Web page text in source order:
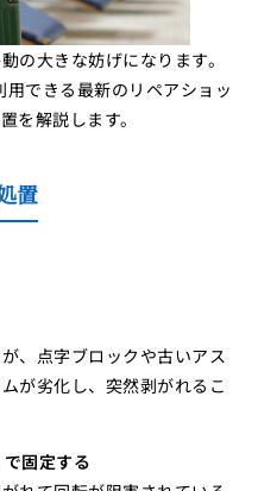
の大きな妨げになります。
できる最新のリペアショッ
を解説します。
置
、点字ブロックや古いアス
が劣化し、突然剥がれるこ
固定する